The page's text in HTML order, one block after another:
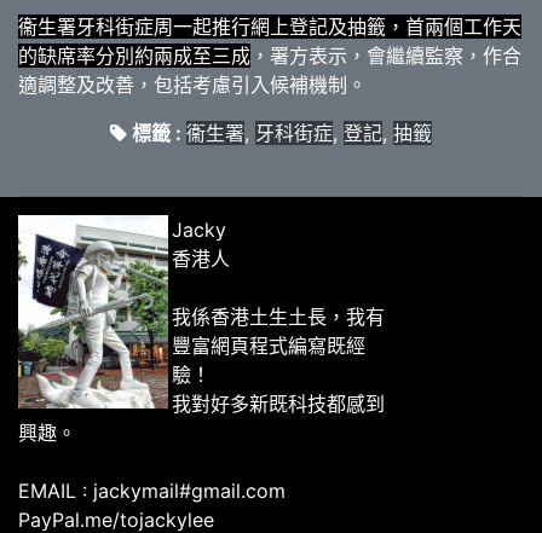
衞生署牙科街症周一起推行網上登記及抽籤，首兩個工作天
的缺席率分別約兩成至三成 ，署方表示，會繼續監察，作合
適調整及改善，包括考慮引入候補機制。
標籤 : 衞生署, 牙科街症, 登記, 抽籤
Jacky
香港人
我係香港土生土長，我有
豐富網頁程式編寫既經
驗！
我對好多新既科技都感到
興趣。
EMAIL : jackymail#gmail.com
PayPal.me/tojackylee